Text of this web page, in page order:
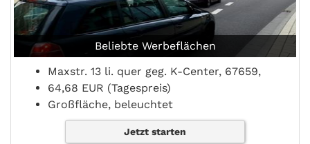
Beliebte Werbeflächen
Maxstr. 13 li. quer geg. K-Center, 67659,
64,68 EUR (Tagespreis)
Großfläche, beleuchtet
Jetzt starten